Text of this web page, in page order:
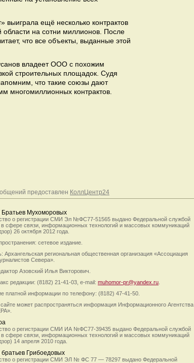
выиграла ещё несколько контрактов
области на сотни миллионов. После
что все объекты, выданные этой
владеет ООО с похожим
строительных площадок. Судя
что такие союзы дают
многомиллионных контрактов.
предоставлен КоллЦентр24
Братьев Мухоморовых
о регистрации СМИ Эл №ФС77-51565 выдано Федеральной службой
в сфере связи, информационных технологий и массовых коммуникаций
26 октября 2012 года.
сетевое издание.
Архангельская региональная общественная организация «Ассоциация
Севера».
Азовский Илья Викторович.
редакции: (8182) 21-41-03, e-mail: muhomor-pr@yandex.ru
платной информации по телефону: (8182) 47-41-50.
может распространяться информация Информационного Агентства
о регистрации СМИ ИА №ФС77-39435 выдано Федеральной службой
в сфере связи, информационных технологий и массовых коммуникаций
14 апреля 2010 года.
братьев Грибоедовых
о регистрации СМИ ЭЛ № ФС 77 — 78297 выдано Федеральной